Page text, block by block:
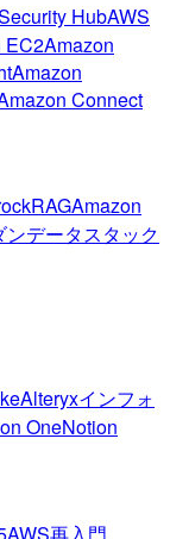
HubAWS
EC2Amazon
Amazon
Connect
RAGAmazon
ンデータスタック
Alteryxインフォ
OneNotion